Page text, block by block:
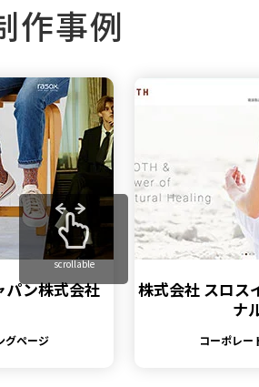
作事例
パン株式会社
グページ
株式会社 スロス
ナ
コーポレー
scrollable